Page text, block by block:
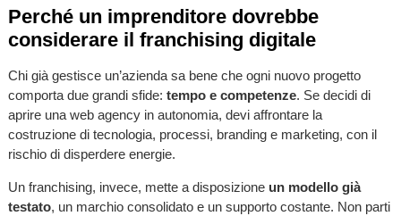
Perché un imprenditore dovrebbe
considerare il franchising digitale
Chi già gestisce un’azienda sa bene che ogni nuovo progetto
comporta due grandi sfide: tempo e competenze. Se decidi di
aprire una web agency in autonomia, devi affrontare la
costruzione di tecnologia, processi, branding e marketing, con il
rischio di disperdere energie.
Un franchising, invece, mette a disposizione un modello già
testato, un marchio consolidato e un supporto costante. Non parti